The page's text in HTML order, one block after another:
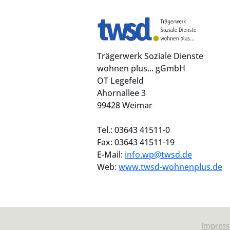
Trägerwerk Soziale Dienste
wohnen plus... gGmbH
OT Legefeld
Ahornallee 3
99428 Weimar
Tel.: 03643 41511-0
Fax: 03643 41511-19
E-Mail: info.wp@twsd.de
Web: www.twsd-wohnenplus.de